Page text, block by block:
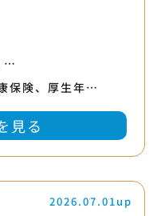
…
保険、厚生年…
見る
2026.07.01up